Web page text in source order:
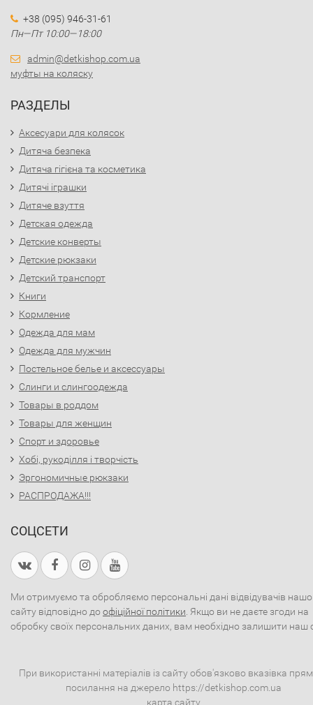
+38 (095) 946-31-61
Пн—Пт 10:00—18:00
admin@detkishop.com.ua
муфты на коляску
РАЗДЕЛЫ
Аксесуари для колясок
Дитяча безпека
Дитяча гігієна та косметика
Дитячі іграшки
Дитяче взуття
Детская одежда
Детские конверты
Детские рюкзаки
Детский транспорт
Книги
Кормление
Одежда для мам
Одежда для мужчин
Постельное белье и аксессуары
Слинги и слингоодежда
Товары в роддом
Товары для женщин
Спорт и здоровье
Хобі, рукоділля і творчість
Эргономичные рюкзаки
РАСПРОДАЖА!!!
СОЦСЕТИ
Ми отримуємо та обробляємо персональні дані відвідувачів
сайту відповідно до офіційної політики . Якщо ви не даєте згоди на
обробку своїх персональних даних, вам необхідно залишити наш
При використанні матеріалів із сайту обов'язково вказівка
посилання на джерело https://detkishop.com.ua
карта сайту